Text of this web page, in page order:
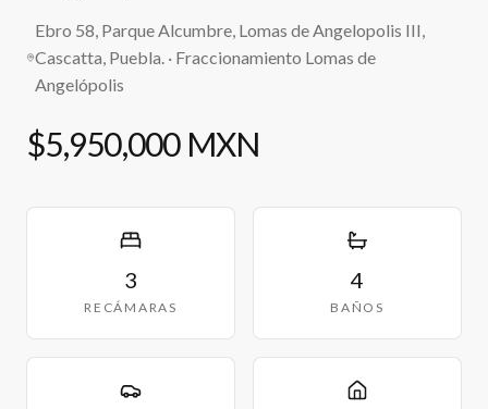
Ebro 58, Parque Alcumbre, Lomas de Angelopolis III,
Cascatta, Puebla. · Fraccionamiento Lomas de
Angelópolis
$5,950,000 MXN
3
RECÁMARAS
4
BAÑOS